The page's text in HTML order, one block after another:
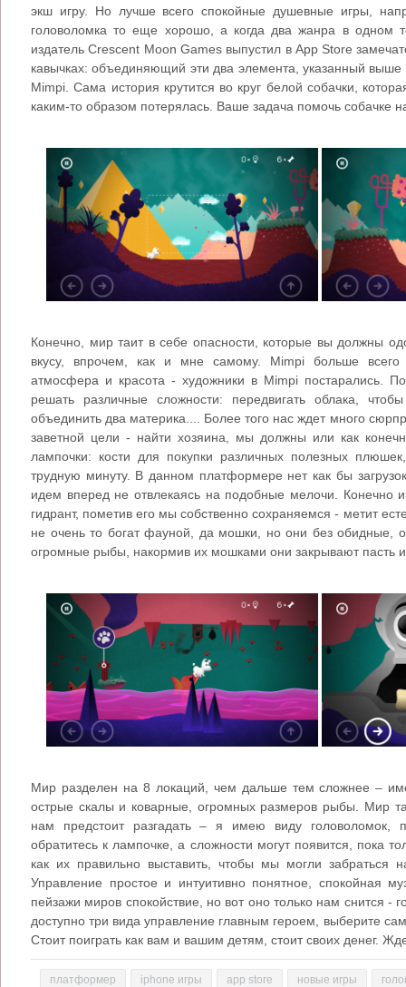
экш игру. Но лучше всего спокойные душевные игры,
головоломка то еще хорошо, а когда два жанра в одном
издатель Crescent Moon Games выпустил в App Store
кавычках: объединяющий эти два элемента, указанный
Mimpi. Сама история крутится во круг белой собачки,
каким-то образом потерялась. Ваше задача помочь собачке
Конечно, мир таит в себе опасности, которые вы должны
вкусу, впрочем, как и мне самому. Mimpi больше
атмосфера и красота - художники в Mimpi постарались.
решать различные сложности: передвигать облака,
объединить два материка.... Более того нас ждет много
заветной цели - найти хозяина, мы должны или как
лампочки: кости для покупки различных полезных
трудную минуту. В данном платформере нет как бы
идем вперед не отвлекаясь на подобные мелочи. Конечно
гидрант, пометив его мы собственно сохраняемся - метит
не очень то богат фауной, да мошки, но они без обидные,
огромные рыбы, накормив их мошками они закрывают пасть
Мир разделен на 8 локаций, чем дальше тем сложнее –
острые скалы и коварные, огромных размеров рыбы. Мир
нам предстоит разгадать – я имею виду головоломок,
обратитесь к лампочке, а сложности могут появится, пока
как их правильно выставить, чтобы мы могли забраться
Управление простое и интуитивно понятное, спокойная
пейзажи миров спокойствие, но вот оно только нам снится -
доступно три вида управление главным героем, выберите
Стоит поиграть как вам и вашим детям, стоит своих денег.
платформер iphone игры app store новые игры